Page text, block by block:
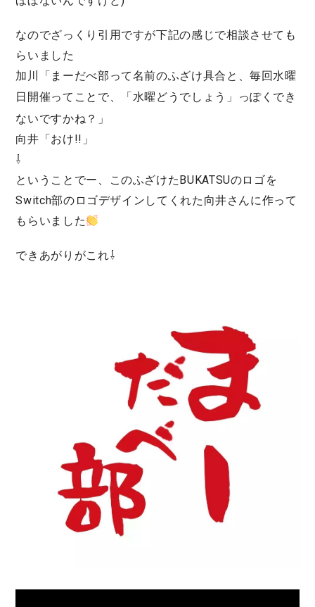
なのでざっくり引用ですが下記の感じで相談させても
らいました
加川「まーだべ部って名前のふざけ具合と、毎回水曜
日開催ってことで、「 水曜どうでしょう 」っぽくでき
ないですかね？」
向井「おけ!!」
⇩
ということでー、このふざけたBUKATSUのロゴを
Switch部のロゴデザインしてくれた向井さんに作って
もらいました
できあがりがこれ⇩